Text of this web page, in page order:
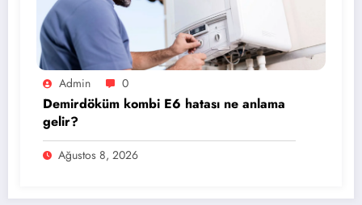
Admin 0
Demirdöküm kombi E6 hatası ne anlama
gelir?
Ağustos 8, 2026